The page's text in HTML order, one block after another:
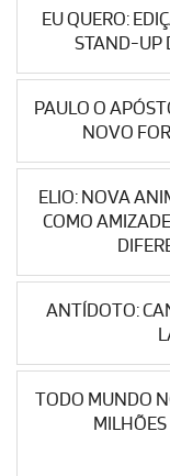
EU QUERO:
STAND-UP
PAULO O
NOVO
ELIO: NOVA
COMO
ANTÍDOTO:
TODO MUNDO